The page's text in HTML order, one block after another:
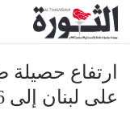
ارتفاع حصيلة
على لبنان إلى 3516 شهيداً و10674 جريحاً